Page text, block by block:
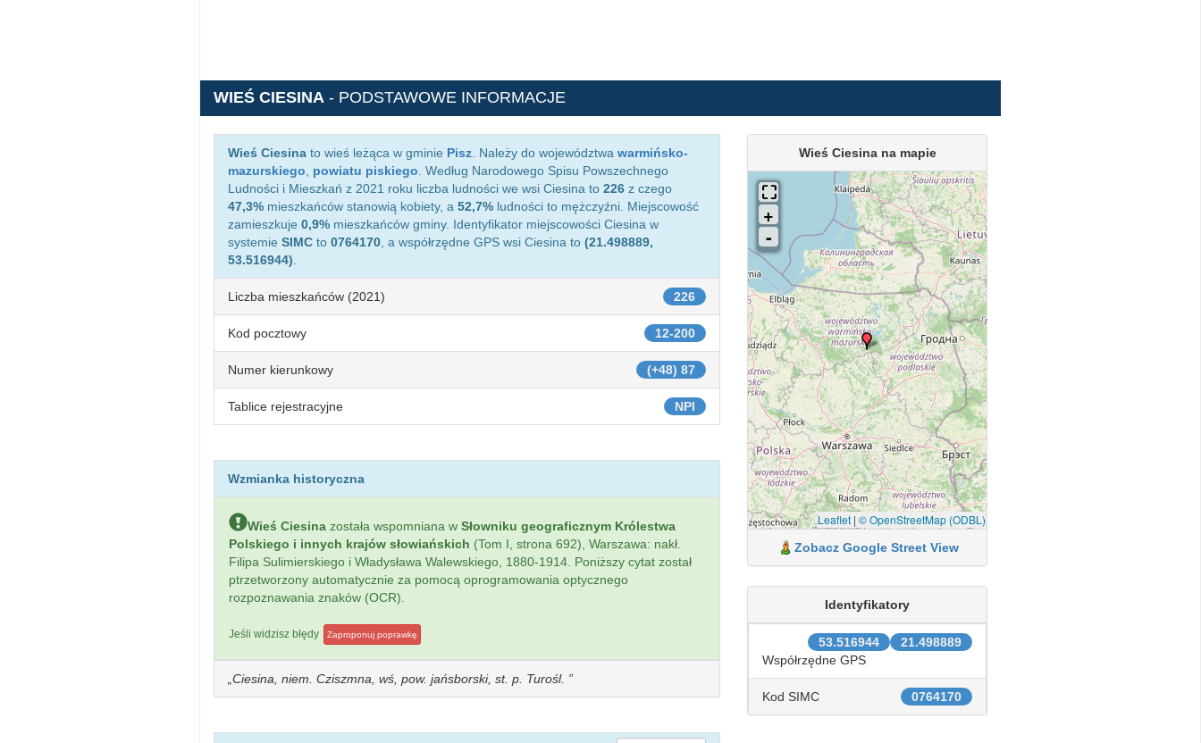
WIEŚ CIESINA - PODSTAWOWE INFORMACJE
Wieś Ciesina to wieś leżąca w gminie Pisz . Należy do województwa warmińsko-
mazurskiego
powiatu piskiego . Według Narodowego Spisu Powszechnego
Ludności i Mieszkań z 2021 roku liczba ludności we wsi Ciesina to 226 z czego
47,3% mieszkańców stanowią kobiety, a 52,7% ludności to mężczyźni. Miejscowość
zamieszkuje 0,9% mieszkańców gminy. Identyfikator miejscowości Ciesina w
systemie SIMC to 0764170 , a współrzędne GPS wsi Ciesina to (21.498889,
53.516944)
226
Liczba mieszkańców (2021)
12-200
Kod pocztowy
(+48) 87
Numer kierunkowy
NPI
Tablice rejestracyjne
Wzmianka historyczna
Wieś Ciesina została wspomniana w Słowniku geograficznym Królestwa
Polskiego i innych krajów słowiańskich (Tom I, strona 692), Warszawa: nakł.
Filipa Sulimierskiego i Władysława Walewskiego, 1880-1914. Poniższy cytat został
ptrzetworzony automatycznie za pomocą oprogramowania optycznego
rozpoznawania znaków (OCR).
Jeśli widzisz błędy Zaproponuj poprawkę
Ciesina, niem. Cziszmna, wś, pow. jańsborski, st. p. Turośl.
Wieś Ciesina na mapie
Leaflet| © OpenStreetMap (ODBL)
Zobacz Google Street View
Identyfikatory
21.498889
53.516944
Współrzędne GPS
0764170
Kod SIMC